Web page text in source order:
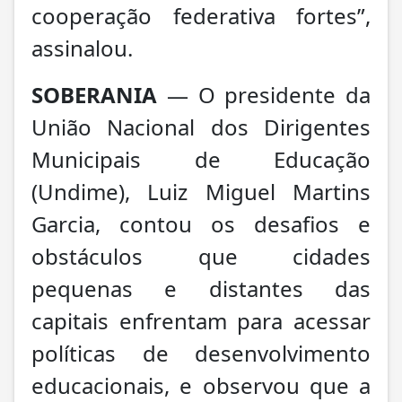
cooperação federativa fortes”,
assinalou.
SOBERANIA — O presidente da
União Nacional dos Dirigentes
Municipais de Educação
(Undime), Luiz Miguel Martins
Garcia, contou os desafios e
obstáculos que cidades
pequenas e distantes das
capitais enfrentam para acessar
políticas de desenvolvimento
educacionais, e observou que a